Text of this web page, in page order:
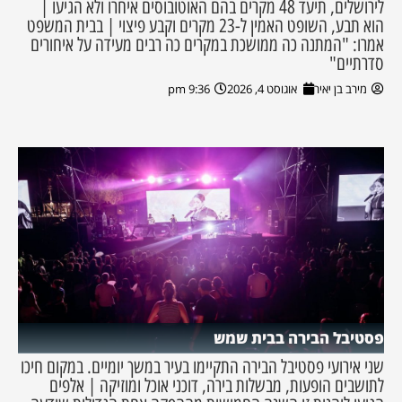
לירושלים, תיעד 48 מקרים בהם האוטובוסים איחרו ולא הגיעו |
הוא תבע, השופט האמין ל-23 מקרים וקבע פיצוי | בבית המשפט
אמרו: "המתנה כה ממושכת במקרים כה רבים מעידה על איחורים
סדרתיים"
מירב בן יאיר אוגוסט 4, 2026 9:36 pm
פסטיבל הבירה בבית שמש
שני אירועי פסטיבל הבירה התקיימו בעיר במשך יומיים. במקום חיכו
לתושבים הופעות, מבשלות בירה, דוכני אוכל ומוזיקה | אלפים